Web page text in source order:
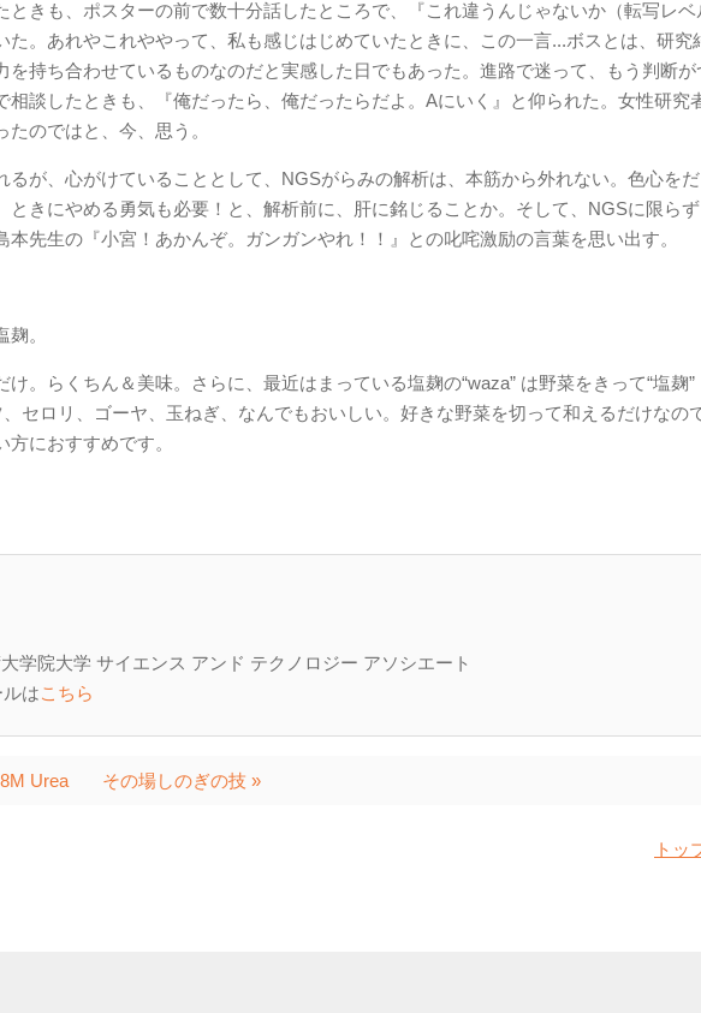
ときも、ポスターの前で数十分話したところで、『これ違うんじゃないか（転写レベ
た。あれやこれややって、私も感じはじめていたときに、この一言...ボスとは、研究
を持ち合わせているものなのだと実感した日でもあった。進路で迷って、もう判断が
相談したときも、『俺だったら、俺だったらだよ。Aにいく』と仰られた。女性研究
のではと、今、思う。
るが、心がけていることとして、NGSがらみの解析は、本筋から外れない。色心を
ときにやめる勇気も必要！と、解析前に、肝に銘じることか。そして、NGSに限ら
先生の『小宮！あかんぞ。ガンガンやれ！！』との叱咤激励の言葉を思い出す。
。
。らくちん＆美味。さらに、最近はまっている塩麹の“waza” は野菜をきって“塩麹”
セロリ、ゴーヤ、玉ねぎ、なんでもおいしい。好きな野菜を切って和えるだけなの
におすすめです。
学院大学 サイエンス アンド テクノロジー アソシエート
はこちら
Urea その場しのぎの技 »
トッ